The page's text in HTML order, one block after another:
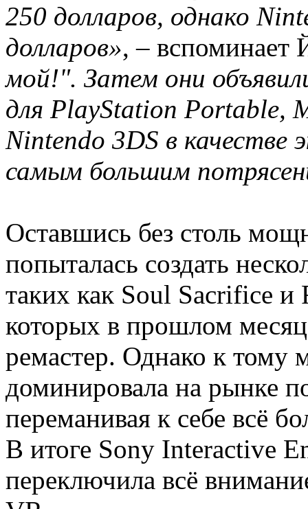
250 долларов, однако
долларов», –
мой!". Затем они
для PlayStation Portable,
Nintendo 3DS в качестве
самым большим
Оставшись без столь
попыталась создать
таких как Soul Sacrifice и
которых в прошлом
ремастер. Однако к тому
доминировала на рынке
переманивая к себе всё
В итоге Sony Interactive
переключила всё